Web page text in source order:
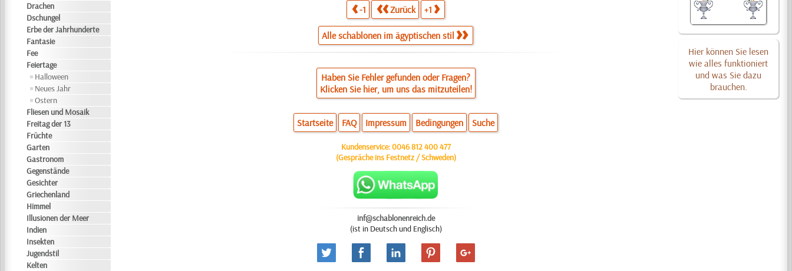
Drachen
Dschungel
Erbe der Jahrhunderte
Fantasie
Fee
Feiertage
Halloween
Neues Jahr
Ostern
Fliesen und Mosaik
Freitag der 13
Früchte
Garten
Gastronom
Gegenstände
Gesichter
Griechenland
Himmel
Illusionen der Meer
Indien
Insekten
Jugendstil
Kelten
Hier können Sie lesen
wie alles funktioniert
und was Sie dazu
brauchen.
-1 Zurück +1
Alle schablonen im ägyptischen stil
Haben Sie Fehler gefunden oder Fragen?
Klicken Sie hier, um uns das mitzuteilen!
Startseite FAQ Impressum Bedingungen Suche
Kundenservice:0046 812 400 477
(Gespräche ins Festnetz / Schweden)
inf@schablonenreich.de
(ist in Deutsch und Englisch)